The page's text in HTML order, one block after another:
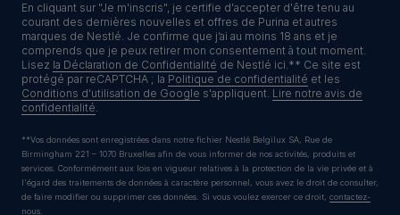
En cliquant sur "Je m'inscris", je certifie d'accepter d'être tenu au
courant des dernières nouvelles et offres de Purina et autres
marques de Nestlé. Je confirme que j’ai au moins 18 ans et je
comprends que je peux retirer mon consentement à tout moment.
Lisez la Déclaration de Confidentialité de Nestlé ici.** Ce site est
protégé par reCAPTCHA ; la Politique de confidentialité et les
Conditions d'utilisation de Google s'appliquent. Lire notre avis de
confidentialité.
**Vos données sont enregistrées dans notre fichier Nestlé Belgilux SA, Rue de
Birmingham 221 – 1070 Bruxelles afin de vous informer de nos activités, produits et
services. Conformément aux lois en vigueur relatives à la protection de la vie privée et à
l'égard des traitements de données à caractère personnel, vous avez le droit de consulter,
de faire modifier ou supprimer ces données. Si vous voulez exercer ce droit, contactez-
nous
©Reg. Trademark of Nestlé S.A.
Avis de confidentialité Cookies